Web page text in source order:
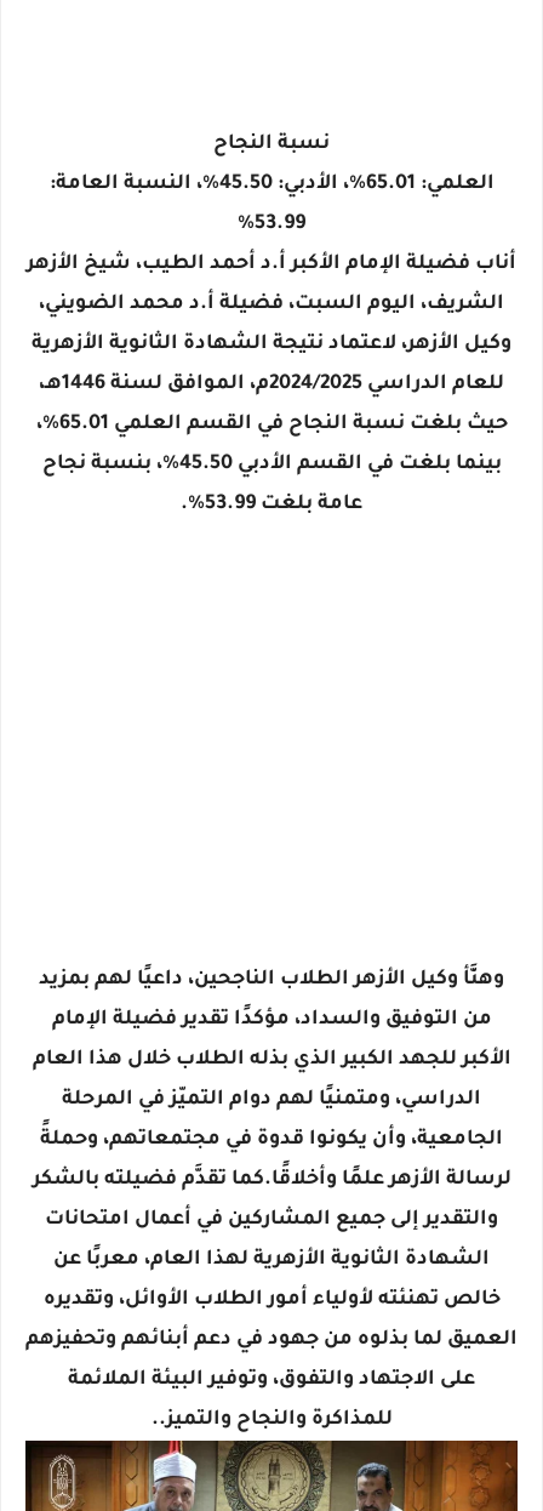
نسبة النجاح
العلمي: 65.01%، الأدبي: 45.50٪؜، النسبة العامة:
53.99%
أناب فضيلة الإمام الأكبر أ.د أحمد الطيب، شيخ الأزهر
الشريف، اليوم السبت، فضيلة أ.د محمد الضويني،
وكيل الأزهر، لاعتماد نتيجة الشهادة الثانوية الأزهرية
للعام الدراسي 2024/2025م، الموافق لسنة 1446هـ،
حيث بلغت نسبة النجاح في القسم العلمي 65.01%،
بينما بلغت في القسم الأدبي 45.50%، بنسبة نجاح
عامة بلغت 53.99%.
وهنَّأ وكيل الأزهر الطلاب الناجحين، داعيًا لهم بمزيد
من التوفيق والسداد، مؤكدًا تقدير فضيلة الإمام
الأكبر للجهد الكبير الذي بذله الطلاب خلال هذا العام
الدراسي، ومتمنيًا لهم دوام التميّز في المرحلة
الجامعية، وأن يكونوا قدوة في مجتمعاتهم، وحملةً
لرسالة الأزهر علمًا وأخلاقًا.كما تقدَّم فضيلته بالشكر
والتقدير إلى جميع المشاركين في أعمال امتحانات
الشهادة الثانوية الأزهرية لهذا العام، معربًا عن
خالص تهنئته لأولياء أمور الطلاب الأوائل، وتقديره
العميق لما بذلوه من جهود في دعم أبنائهم وتحفيزهم
على الاجتهاد والتفوق، وتوفير البيئة الملائمة
للمذاكرة والنجاح والتميز..